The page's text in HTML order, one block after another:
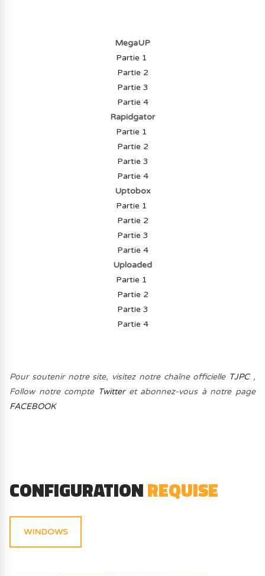
MegaUP
Partie 1
Partie 2
Partie 3
Partie 4
Rapidgator
Partie 1
Partie 2
Partie 3
Partie 4
Uptobox
Partie 1
Partie 2
Partie 3
Partie 4
Uploaded
Partie 1
Partie 2
Partie 3
Partie 4
Pour soutenir notre site, visitez notre chaîne officielle TJPC,
Follow notre compte Twitteret abonnez-vous à notre page
FACEBOOK
CONFIGURATIONREQUISE
WINDOWS